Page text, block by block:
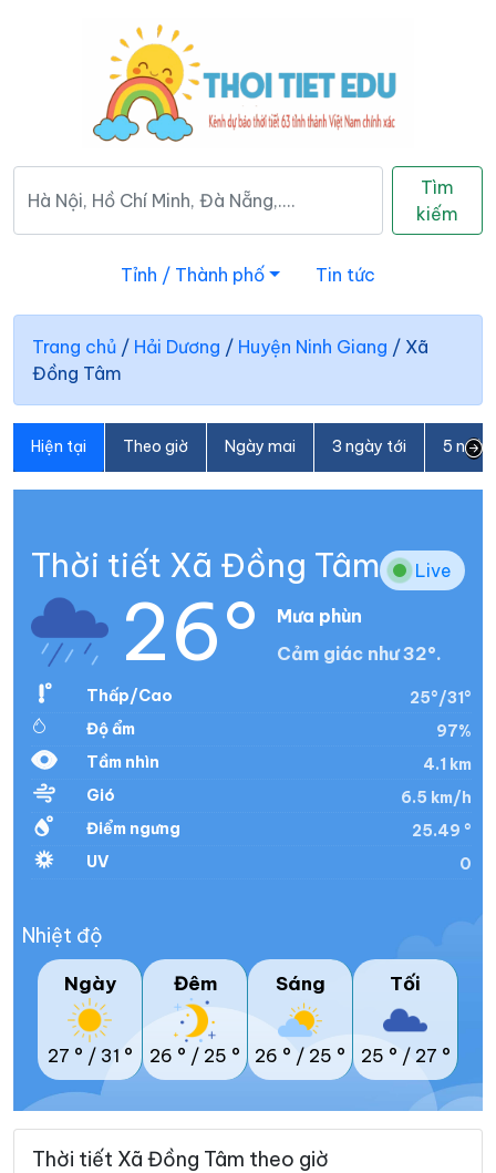
Tìm
kiếm
Tỉnh / Thành phố Tin tức
Trang chủ / Hải Dương / Huyện Ninh Giang / Xã
Đồng Tâm
Hiện tại Theo giờ Ngày mai 3 ngày tới 5
Thời tiết Xã Đồng Tâm Live
26°
Mưa phùn
Cảm giác như 32°.
Thấp/Cao
25°/31°
Độ ẩm
97%
Tầm nhìn
4.1 km
Gió
6.5 km/h
Điểm ngưng
25.49 °
UV
0
Nhiệt độ
Ngày
27 ° / 31 °
Đêm
26 ° / 25 °
Sáng
26 ° / 25 °
Tối
25 ° / 27 °
Thời tiết Xã Đồng Tâm theo giờ